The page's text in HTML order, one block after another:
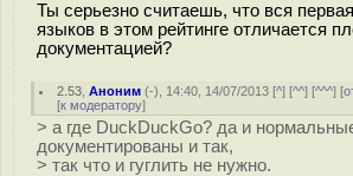
Ты серьезно считаешь, что вся
языков в этом рейтинге отличается
документацией?
2.53 ,Аноним (-), 14:40, 14/07/2013 [^] [^^] [^^^] [
[к модератору]
> а где DuckDuckGo? да и
документированы и так,
> так что и гуглить не нужно.